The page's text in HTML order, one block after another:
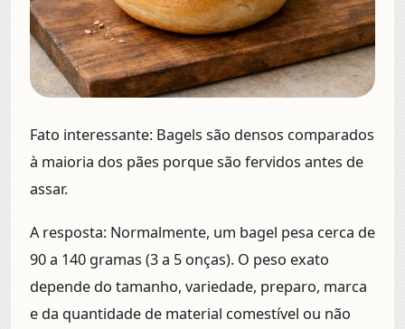
Fato interessante: Bagels são densos comparados
à maioria dos pães porque são fervidos antes de
assar.
A resposta: Normalmente, um bagel pesa cerca de
90 a 140 gramas (3 a 5 onças). O peso exato
depende do tamanho, variedade, preparo, marca
e da quantidade de material comestível ou não